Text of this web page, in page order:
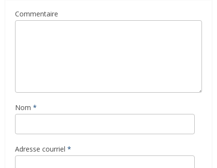
Commentaire
Nom *
Adresse courriel *